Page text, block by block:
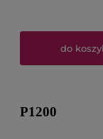
do
P1200